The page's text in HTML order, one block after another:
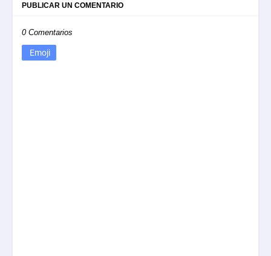
PUBLICAR UN COMENTARIO
0 Comentarios
Emoji